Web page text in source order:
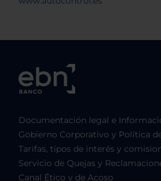
Documentación legal e
Gobierno Corporativo y Política
Tarifas, tipos de interés y
Servicio de Quejas y
Canal Ético y de Acoso